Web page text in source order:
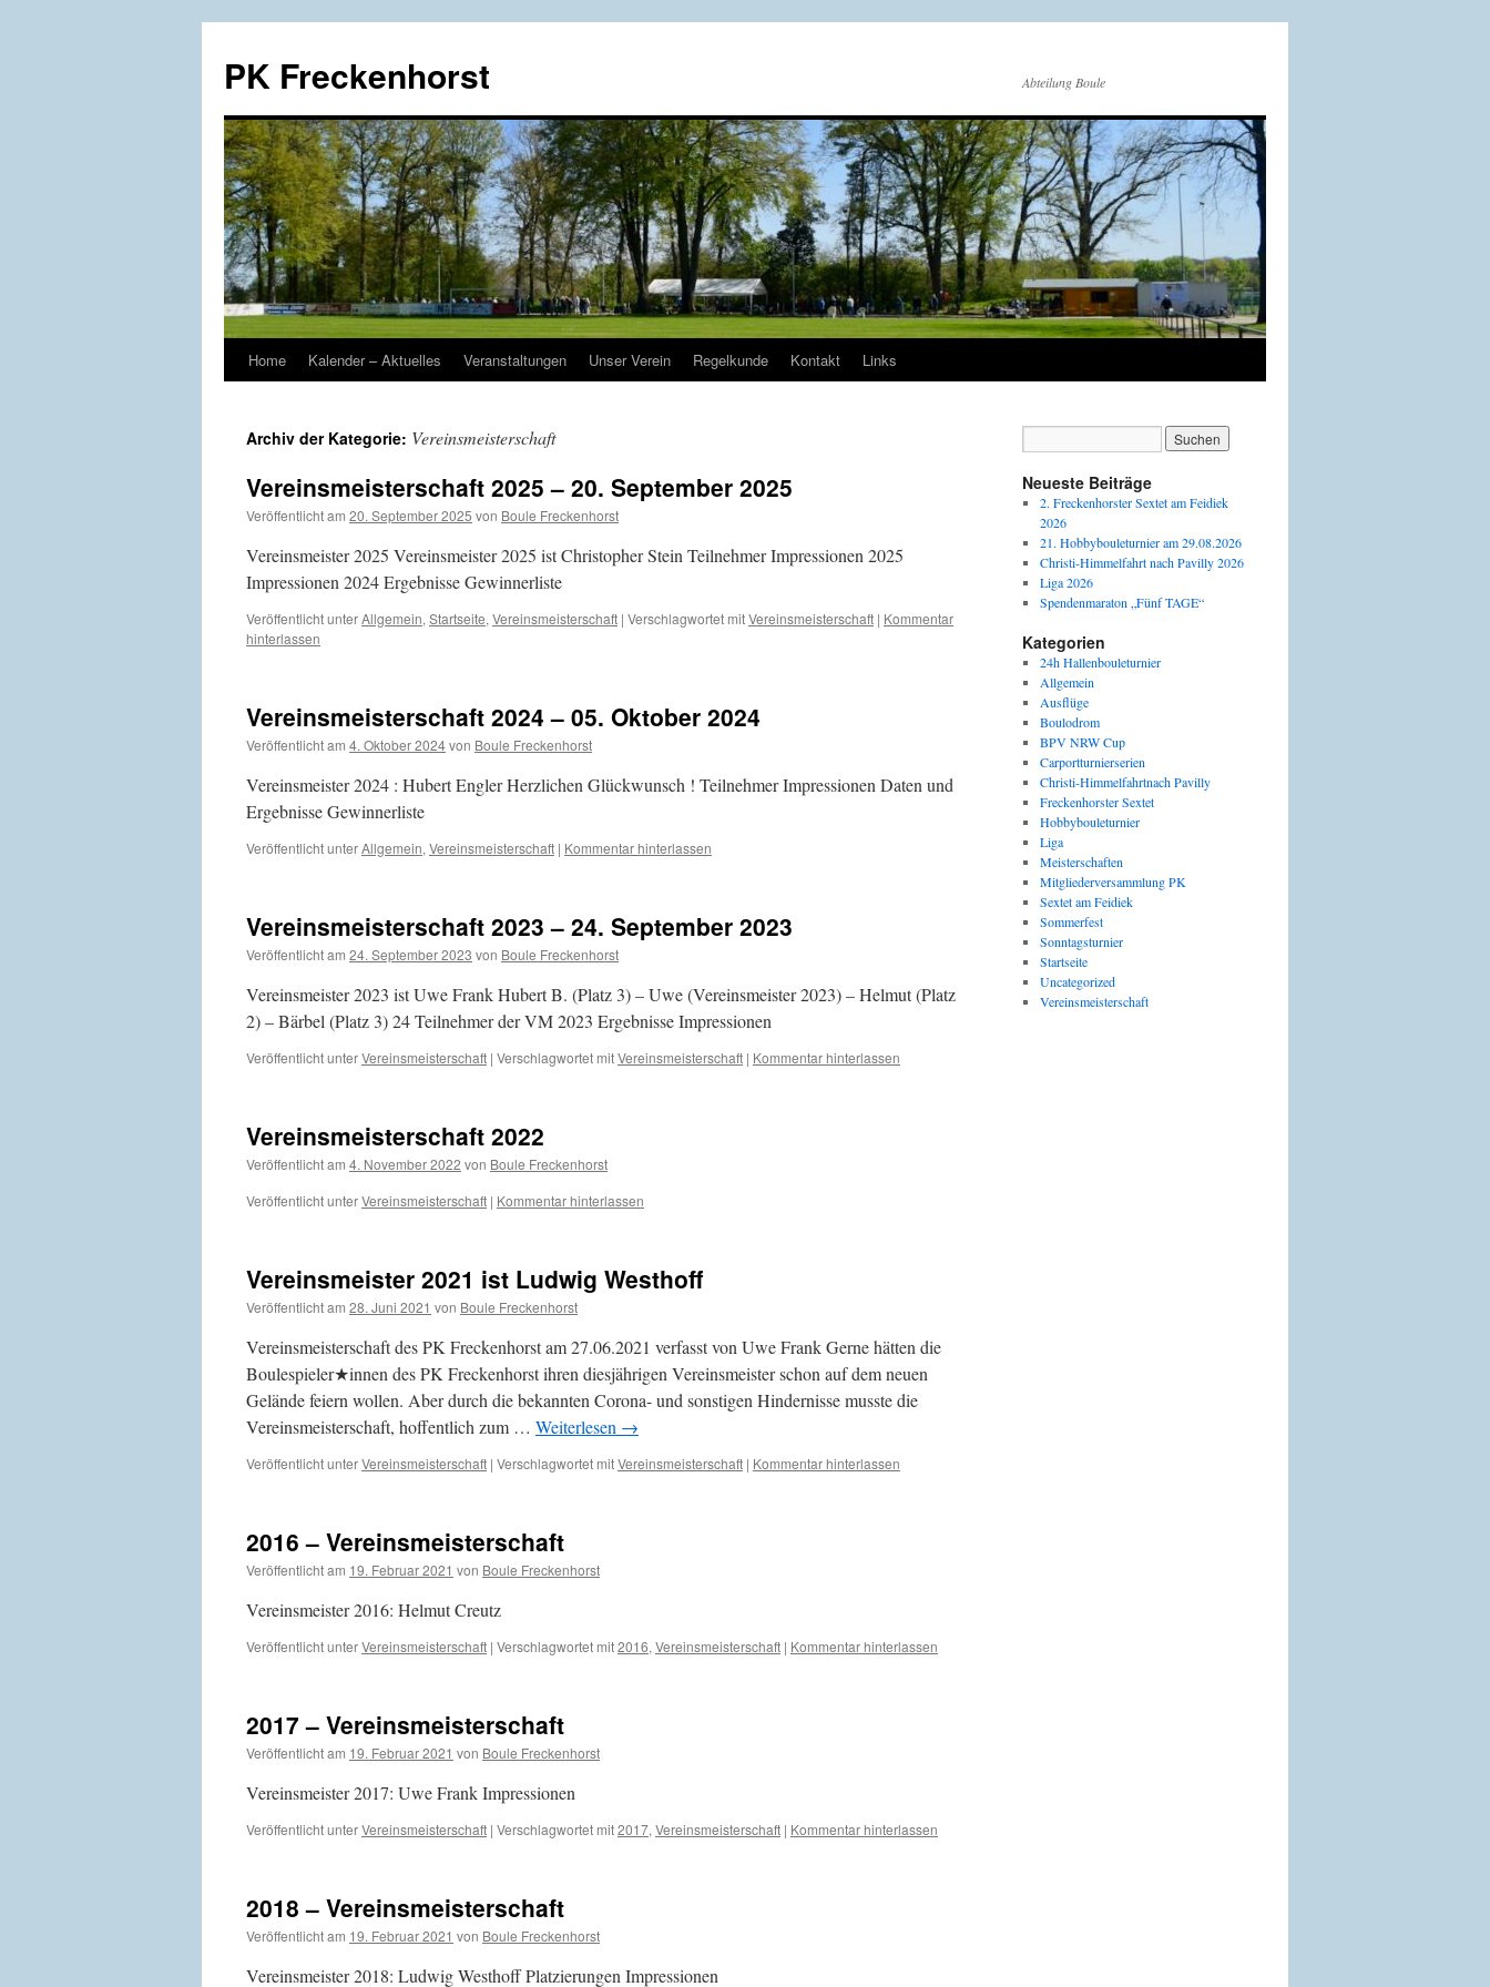
springen
PK Freckenhorst Abteilung Boule
Home Kalender – Aktuelles Veranstaltungen Unser Verein Regelkunde Kontakt Links
Archiv der Kategorie: Vereinsmeisterschaft
Vereinsmeisterschaft 2025 – 20. September 2025
Veröffentlicht am 20. September 2025 von Boule Freckenhorst
Vereinsmeister 2025 Vereinsmeister 2025 ist Christopher Stein Teilnehmer Impressionen 2025
Impressionen 2024 Ergebnisse Gewinnerliste
Veröffentlicht unterAllgemein, Startseite, Vereinsmeisterschaft | Verschlagwortet mitVereinsmeisterschaft | Kommentar
hinterlassen
Vereinsmeisterschaft 2024 – 05. Oktober 2024
Veröffentlicht am 4. Oktober 2024von Boule Freckenhorst
Vereinsmeister 2024 : Hubert Engler Herzlichen Glückwunsch ! Teilnehmer Impressionen Daten und
Ergebnisse Gewinnerliste
Veröffentlicht unterAllgemein, Vereinsmeisterschaft | Kommentar hinterlassen
Vereinsmeisterschaft 2023 – 24. September 2023
Veröffentlicht am 24. September 2023 von Boule Freckenhorst
Vereinsmeister 2023 ist Uwe Frank Hubert B. (Platz 3) – Uwe (Vereinsmeister 2023) – Helmut (Platz
2) – Bärbel (Platz 3) 24 Teilnehmer der VM 2023 Ergebnisse Impressionen
Veröffentlicht unterVereinsmeisterschaft | Verschlagwortet mitVereinsmeisterschaft | Kommentar hinterlassen
Vereinsmeisterschaft 2022
Veröffentlicht am 4. November 2022 von Boule Freckenhorst
Veröffentlicht unterVereinsmeisterschaft | Kommentar hinterlassen
Vereinsmeister 2021 ist Ludwig Westhoff
Veröffentlicht am 28. Juni 2021 von Boule Freckenhorst
Vereinsmeisterschaft des PK Freckenhorst am 27.06.2021 verfasst von Uwe Frank Gerne hätten die
Boulespieler★innen des PK Freckenhorst ihren diesjährigen Vereinsmeister schon auf dem neuen
Gelände feiern wollen. Aber durch die bekannten Corona- und sonstigen Hindernisse musste die
Vereinsmeisterschaft, hoffentlich zum … Weiterlesen →
Veröffentlicht unterVereinsmeisterschaft | Verschlagwortet mitVereinsmeisterschaft | Kommentar hinterlassen
2016 – Vereinsmeisterschaft
Veröffentlicht am 19. Februar 2021 von Boule Freckenhorst
Vereinsmeister 2016: Helmut Creutz
Veröffentlicht unterVereinsmeisterschaft | Verschlagwortet mit2016, Vereinsmeisterschaft | Kommentar hinterlassen
2017 – Vereinsmeisterschaft
Veröffentlicht am 19. Februar 2021 von Boule Freckenhorst
Vereinsmeister 2017: Uwe Frank Impressionen
Veröffentlicht unterVereinsmeisterschaft | Verschlagwortet mit2017, Vereinsmeisterschaft | Kommentar hinterlassen
2018 – Vereinsmeisterschaft
Veröffentlicht am 19. Februar 2021 von Boule Freckenhorst
Vereinsmeister 2018: Ludwig Westhoff Platzierungen Impressionen
Neueste Beiträge
2. Freckenhorster Sextet am Feidiek
2026
21. Hobbybouleturnier am 29.08.2026
Christi-Himmelfahrt nach Pavilly 2026
Liga 2026
Spendenmaraton „Fünf TAGE“
Kategorien
24h Hallenbouleturnier
Allgemein
Ausflüge
Boulodrom
BPV NRW Cup
Carportturnierserien
Christi-Himmelfahrtnach Pavilly
Freckenhorster Sextet
Hobbybouleturnier
Liga
Meisterschaften
Mitgliederversammlung PK
Sextet am Feidiek
Sommerfest
Sonntagsturnier
Startseite
Uncategorized
Vereinsmeisterschaft